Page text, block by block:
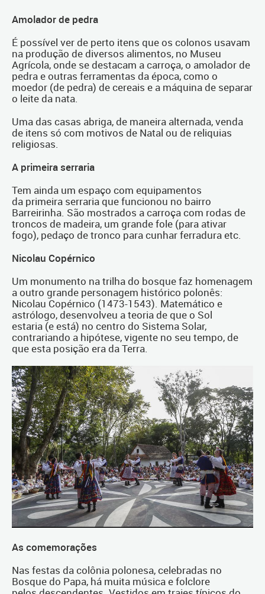
Amolador de pedra
É possível ver de perto itens que os colonos usavam
na produção de diversos alimentos, no Museu
Agrícola, onde se destacam a carroça, o amolador de
pedra e outras ferramentas da época, como o
moedor (de pedra) de cereais e a máquina de separar
o leite da nata.
Uma das casas abriga, de maneira alternada, venda
de itens só com motivos de Natal ou de reliquias
religiosas.
A primeira serraria
Tem ainda um espaço com equipamentos
da primeira serraria que funcionou no bairro
Barreirinha. São mostrados a carroça com rodas de
troncos de madeira, um grande fole (para ativar
fogo), pedaço de tronco para cunhar ferradura etc.
Nicolau Copérnico
Um monumento na trilha do bosque faz homenagem
a outro grande personagem histórico polonês:
Nicolau Copérnico (1473-1543). Matemático e
astrólogo, desenvolveu a teoria de que o Sol
estaria (e está) no centro do Sistema Solar,
contrariando a hipótese, vigente no seu tempo, de
que esta posição era da Terra.
As comemorações
Nas festas da colônia polonesa, celebradas no
Bosque do Papa, há muita música e folclore